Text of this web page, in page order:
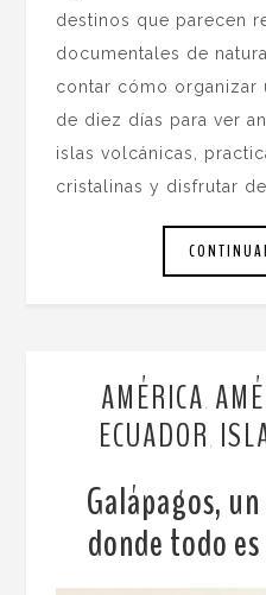
destinos que parecen
documentales de
contar cómo organizar
de diez días para ver
islas volcánicas,
cristalinas y disfrutar
AMÉRICA,
ECUADOR ,
Galápagos,
donde todo